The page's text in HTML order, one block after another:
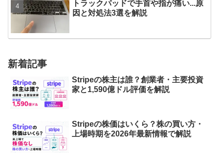
トラックパッドで手首や指が痛い...原
因と対処法3選を解説
新着記事
Stripeの株主は誰？創業者・主要投資
家と1,590億ドル評価を解説
Stripeの株価はいくら？株の買い方・
上場時期を2026年最新情報で解説